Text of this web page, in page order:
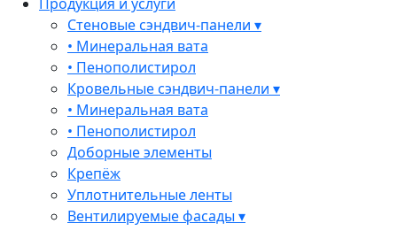
Стеновые сэндвич-панели ▾
• Минеральная вата
• Пенополистирол
Кровельные сэндвич-панели ▾
• Минеральная вата
• Пенополистирол
Доборные элементы
Крепёж
Уплотнительные ленты
Вентилируемые фасады ▾